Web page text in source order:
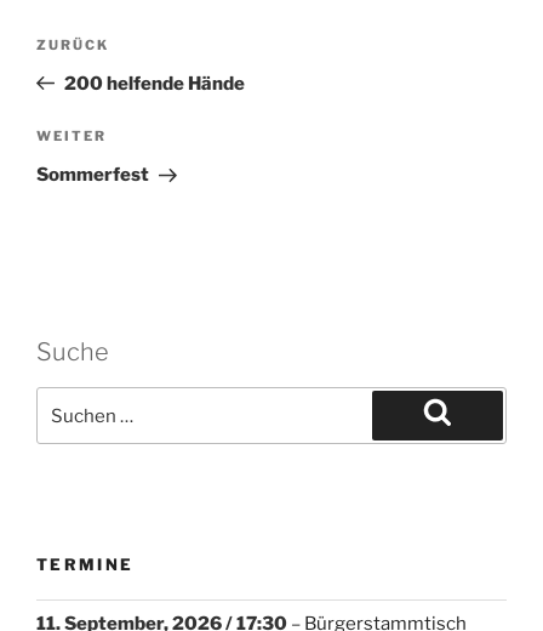
ZURÜCK
200 helfende Hände
WEITER
Sommerfest
Suche
TERMINE
11. September, 2026/ 17:30 – Bürgerstammtisch